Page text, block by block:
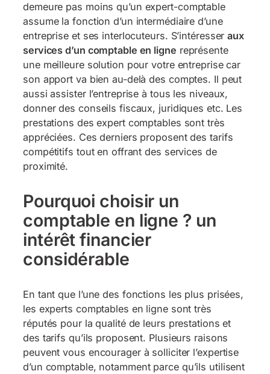
demeure pas moins qu’un expert-comptable
assume la fonction d’un intermédiaire d’une
entreprise et ses interlocuteurs. S’intéresseraux
services d’un comptable en ligne représente
une meilleure solution pour votre entreprise car
son apport va bien au-delà des comptes. Il peut
aussi assister l’entreprise à tous les niveaux,
donner des conseils fiscaux, juridiques etc. Les
prestations des expert comptables sont très
appréciées. Ces derniers proposent des tarifs
compétitifs tout en offrant des services de
proximité.
Pourquoi choisir un
comptable en ligne ? un
intérêt financier
considérable
En tant que l’une des fonctions les plus prisées,
les experts comptables en ligne sont très
réputés pour la qualité de leurs prestations et
des tarifs qu’ils proposent. Plusieurs raisons
peuvent vous encourager à solliciter l’expertise
d’un comptable, notamment parce qu’ils utilisent